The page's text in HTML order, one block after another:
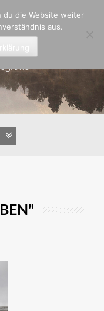
du die Website weiter
aus.